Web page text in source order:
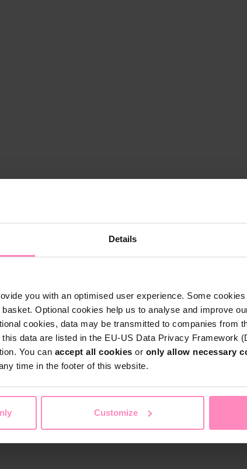
Details
you with an optimised user experience. Some
Optional cookies help us to analyse and improve
cookies, data may be transmitted to companies from
data are listed in the EU-US Data Privacy Framework
You can accept all cookies or only allow necessary
time in the footer of this website.
Customize